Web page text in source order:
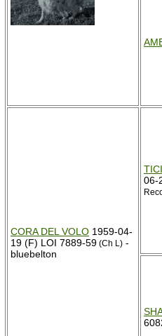
CORA DEL VOLO 1959-04-
19 (F) LOI 7889-59 (Ch L) -
bluebelton
06-